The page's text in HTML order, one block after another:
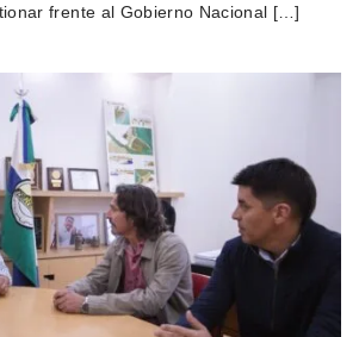
frente al Gobierno Nacional […]